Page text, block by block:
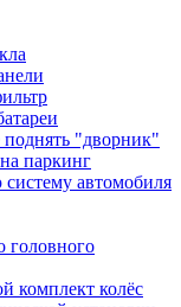
"дворник"
паркинг
автомобиля
головного
комплект колёс